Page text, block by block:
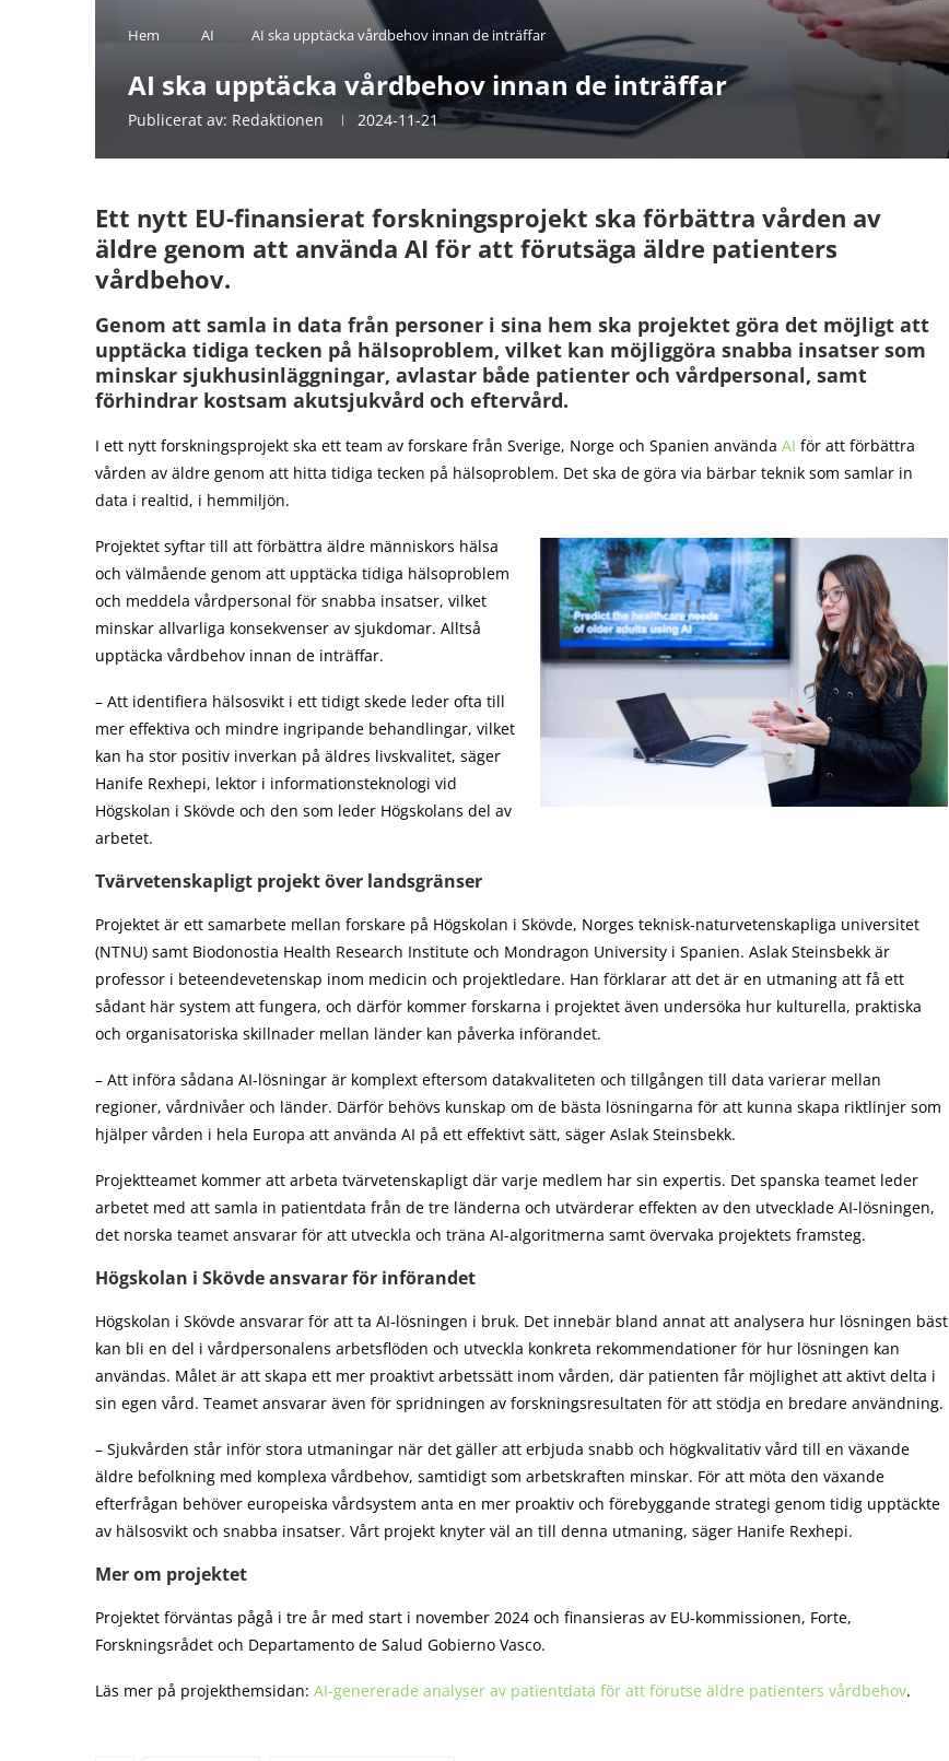
Hem AI AI ska upptäcka vårdbehov innan de inträffar
AI ska upptäcka vårdbehov innan de inträffar
Publicerat av: Redaktionen 2024-11-21
Ett nytt EU-finansierat forskningsprojekt ska förbättra vården av
äldre genom att använda AI för att förutsäga äldre patienters
vårdbehov.
Genom att samla in data från personer i sina hem ska projektet göra det möjligt att
upptäcka tidiga tecken på hälsoproblem, vilket kan möjliggöra snabba insatser som
minskar sjukhusinläggningar, avlastar både patienter och vårdpersonal, samt
förhindrar kostsam akutsjukvård och eftervård.
I ett nytt forskningsprojekt ska ett team av forskare från Sverige, Norge och Spanien använda AI för att förbättra
vården av äldre genom att hitta tidiga tecken på hälsoproblem. Det ska de göra via bärbar teknik som samlar in
data i realtid, i hemmiljön.
Projektet syftar till att förbättra äldre människors hälsa
och välmående genom att upptäcka tidiga hälsoproblem
och meddela vårdpersonal för snabba insatser, vilket
minskar allvarliga konsekvenser av sjukdomar. Alltså
upptäcka vårdbehov innan de inträffar.
– Att identifiera hälsosvikt i ett tidigt skede leder ofta till
mer effektiva och mindre ingripande behandlingar, vilket
kan ha stor positiv inverkan på äldres livskvalitet, säger
Hanife Rexhepi, lektor i informationsteknologi vid
Högskolan i Skövde och den som leder Högskolans del av
arbetet.
Tvärvetenskapligt projekt över landsgränser
Projektet är ett samarbete mellan forskare på Högskolan i Skövde, Norges teknisk-naturvetenskapliga universitet
(NTNU) samt Biodonostia Health Research Institute och Mondragon University i Spanien. Aslak Steinsbekk är
professor i beteendevetenskap inom medicin och projektledare. Han förklarar att det är en utmaning att få ett
sådant här system att fungera, och därför kommer forskarna i projektet även undersöka hur kulturella, praktiska
och organisatoriska skillnader mellan länder kan påverka införandet.
– Att införa sådana AI-lösningar är komplext eftersom datakvaliteten och tillgången till data varierar mellan
regioner, vårdnivåer och länder. Därför behövs kunskap om de bästa lösningarna för att kunna skapa riktlinjer som
hjälper vården i hela Europa att använda AI på ett effektivt sätt, säger Aslak Steinsbekk.
Projektteamet kommer att arbeta tvärvetenskapligt där varje medlem har sin expertis. Det spanska teamet leder
arbetet med att samla in patientdata från de tre länderna och utvärderar effekten av den utvecklade AI-lösningen,
det norska teamet ansvarar för att utveckla och träna AI-algoritmerna samt övervaka projektets framsteg.
Högskolan i Skövde ansvarar för införandet
Högskolan i Skövde ansvarar för att ta AI-lösningen i bruk. Det innebär bland annat att analysera hur lösningen bäst
kan bli en del i vårdpersonalens arbetsflöden och utveckla konkreta rekommendationer för hur lösningen kan
användas. Målet är att skapa ett mer proaktivt arbetssätt inom vården, där patienten får möjlighet att aktivt delta i
sin egen vård. Teamet ansvarar även för spridningen av forskningsresultaten för att stödja en bredare användning.
– Sjukvården står inför stora utmaningar när det gäller att erbjuda snabb och högkvalitativ vård till en växande
äldre befolkning med komplexa vårdbehov, samtidigt som arbetskraften minskar. För att möta den växande
efterfrågan behöver europeiska vårdsystem anta en mer proaktiv och förebyggande strategi genom tidig upptäckte
av hälsosvikt och snabba insatser. Vårt projekt knyter väl an till denna utmaning, säger Hanife Rexhepi.
Mer om projektet
Projektet förväntas pågå i tre år med start i november 2024 och finansieras av EU-kommissionen, Forte,
Forskningsrådet och Departamento de Salud Gobierno Vasco.
Läs mer på projekthemsidan: AI-genererade analyser av patientdata för att förutse äldre patienters vårdbehov.